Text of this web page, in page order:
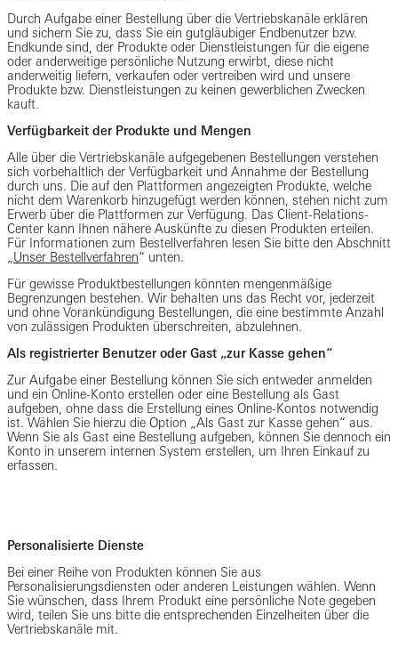
Durch Aufgabe einer Bestellung über die Vertriebskanäle erklären
und sichern Sie zu, dass Sie ein gutgläubiger Endbenutzer bzw.
Endkunde sind, der Produkte oder Dienstleistungen für die eigene
oder anderweitige persönliche Nutzung erwirbt, diese nicht
anderweitig liefern, verkaufen oder vertreiben wird und unsere
Produkte bzw. Dienstleistungen zu keinen gewerblichen Zwecken
kauft.
Verfügbarkeit der Produkte und Mengen
Alle über die Vertriebskanäle aufgegebenen Bestellungen verstehen
sich vorbehaltlich der Verfügbarkeit und Annahme der Bestellung
durch uns. Die auf den Plattformen angezeigten Produkte, welche
nicht dem Warenkorb hinzugefügt werden können, stehen nicht zum
Erwerb über die Plattformen zur Verfügung. Das Client-Relations-
Center kann Ihnen nähere Auskünfte zu diesen Produkten erteilen.
Für Informationen zum Bestellverfahren lesen Sie bitte den Abschnitt
Unser Bestellverfahren“ unten.
Für gewisse Produktbestellungen könnten mengenmäßige
Begrenzungen bestehen. Wir behalten uns das Recht vor, jederzeit
und ohne Vorankündigung Bestellungen, die eine bestimmte Anzahl
von zulässigen Produkten überschreiten, abzulehnen.
Als registrierter Benutzer oder Gast „zur Kasse gehen“
Zur Aufgabe einer Bestellung können Sie sich entweder anmelden
und ein Online-Konto erstellen oder eine Bestellung als Gast
aufgeben, ohne dass die Erstellung eines Online-Kontos notwendig
ist. Wählen Sie hierzu die Option „Als Gast zur Kasse gehen“ aus.
Wenn Sie als Gast eine Bestellung aufgeben, können Sie dennoch ein
Konto in unserem internen System erstellen, um Ihren Einkauf zu
erfassen.
Personalisierte Dienste
Bei einer Reihe von Produkten können Sie aus
Personalisierungsdiensten oder anderen Leistungen wählen. Wenn
Sie wünschen, dass Ihrem Produkt eine persönliche Note gegeben
wird, teilen Sie uns bitte die entsprechenden Einzelheiten über die
Vertriebskanäle mit.